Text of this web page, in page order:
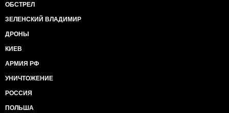
ОБСТРЕЛ
ЗЕЛЕНСКИЙ ВЛАДИМИР
ДРОНЫ
КИЕВ
АРМИЯ РФ
УНИЧТОЖЕНИЕ
РОССИЯ
ПОЛЬША